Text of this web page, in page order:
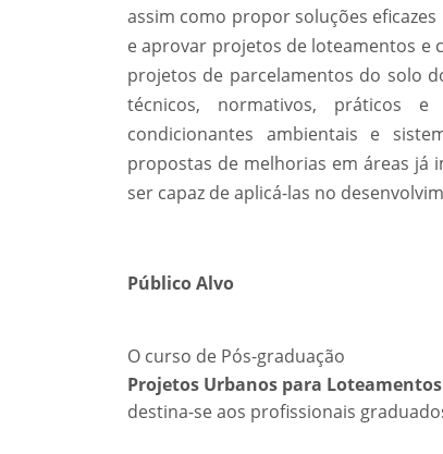
assim como propor soluções
e aprovar projetos de loteamentos e
projetos de parcelamentos do solo
técnicos, normativos, práticos
condicionantes ambientais e
propostas de melhorias em áreas já
ser capaz de aplicá-las no
Público Alvo
O curso de Pós-graduação
Projetos Urbanos para
destina-se aos profissionais